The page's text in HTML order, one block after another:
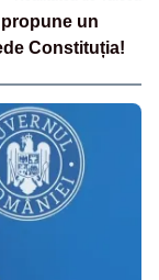
un
Constituția!